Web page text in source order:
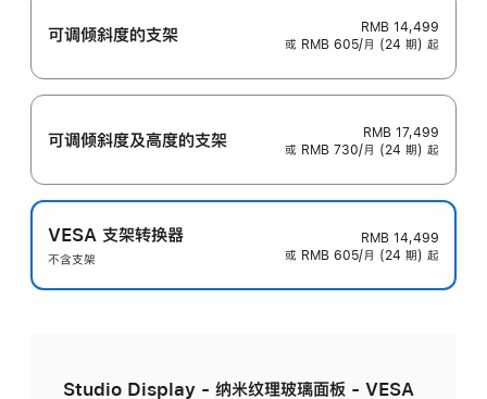
可调倾斜度的支架
RMB 14,499
或 RMB 605/月 (24 期) 起
可调倾斜度及高‍度的支‍架
RMB 17,499
或 RMB 730/月 (24 期) 起
VESA 支架转换器
不含支架
RMB 14,499
或 RMB 605/月 (24 期) 起
Studio Display - 纳米纹理玻璃面板 - VESA